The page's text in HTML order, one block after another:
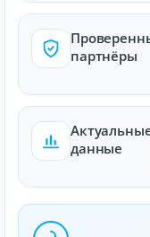
партнёры
данные